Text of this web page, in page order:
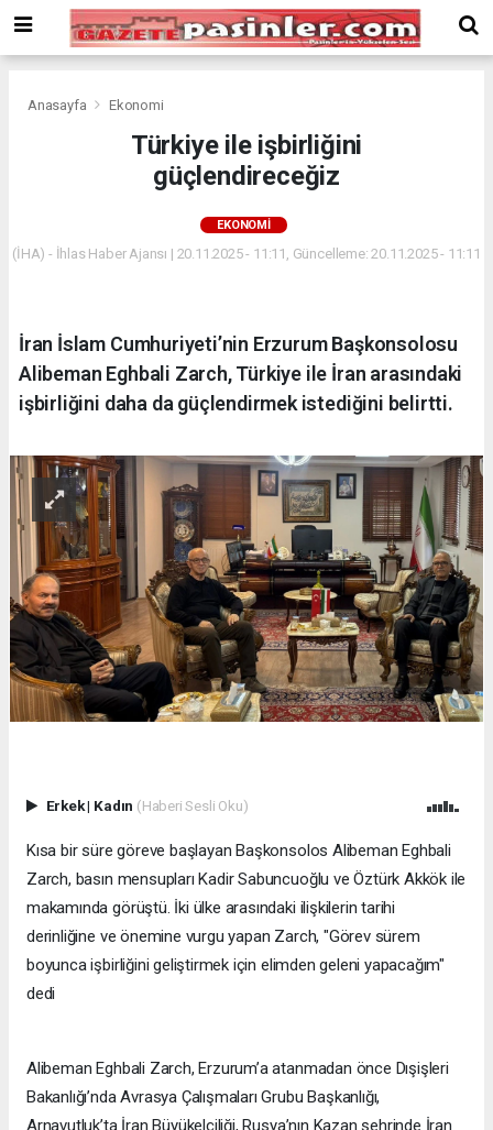
Bonusu
Veren
deneme
siteler
Veren
Anasayfa Ekonomi
Türkiye ile işbirliğini
güçlendireceğiz
EKONOMI
(İHA) - İhlas Haber Ajansı | 20.11.2025 - 11:11, Güncelleme: 20.11.2025 - 11:11
İran İslam Cumhuriyeti’nin Erzurum Başkonsolosu
Alibeman Eghbali Zarch, Türkiye ile İran arasındaki
işbirliğini daha da güçlendirmek istediğini belirtti.
Erkek| Kadın (Haberi Sesli Oku)
Kısa bir süre göreve başlayan Başkonsolos Alibeman Eghbali
Zarch, basın mensupları Kadir Sabuncuoğlu ve Öztürk Akkök ile
makamında görüştü. İki ülke arasındaki ilişkilerin tarihi
derinliğine ve önemine vurgu yapan Zarch, "Görev sürem
boyunca işbirliğini geliştirmek için elimden geleni yapacağım"
dedi
Alibeman Eghbali Zarch, Erzurum’a atanmadan önce Dışişleri
Bakanlığı’nda Avrasya Çalışmaları Grubu Başkanlığı,
Arnavutluk’ta İran Büyükelçiliği, Rusya’nın Kazan şehrinde İran